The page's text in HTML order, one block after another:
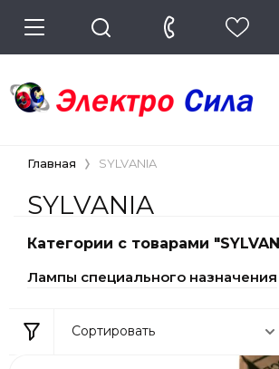
Главная SYLVANIA
SYLVANIA
Категории с товарами
Лампы специального назначения
Сортировать